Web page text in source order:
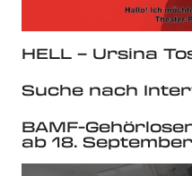
HELL – Ursina
Suche nach
BAMF-
ab 18.